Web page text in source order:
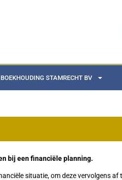
BOEKHOUDING STAMRECHT BV
bij een financiële planning.
situatie, om deze vervolgens af